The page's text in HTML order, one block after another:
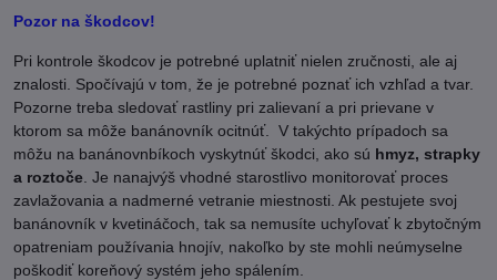
Pozor na škodcov!
Pri kontrole škodcov je potrebné uplatniť nielen zručnosti, ale aj
znalosti. Spočívajú v tom, že je potrebné poznať ich vzhľad a tvar.
Pozorne treba sledovať rastliny pri zalievaní a pri prievane v
ktorom sa môže banánovník ocitnúť. V takýchto prípadoch sa
môžu na banánovnbíkoch vyskytnúť škodci, ako sú hmyz, strapky
a roztoče . Je nanajvýš vhodné starostlivo monitorovať proces
zavlažovania a nadmerné vetranie miestnosti. Ak pestujete svoj
banánovník v kvetináčoch, tak sa nemusíte uchyľovať k zbytočným
opatreniam používania hnojív, nakoľko by ste mohli neúmyselne
poškodiť koreňový systém jeho spálením.